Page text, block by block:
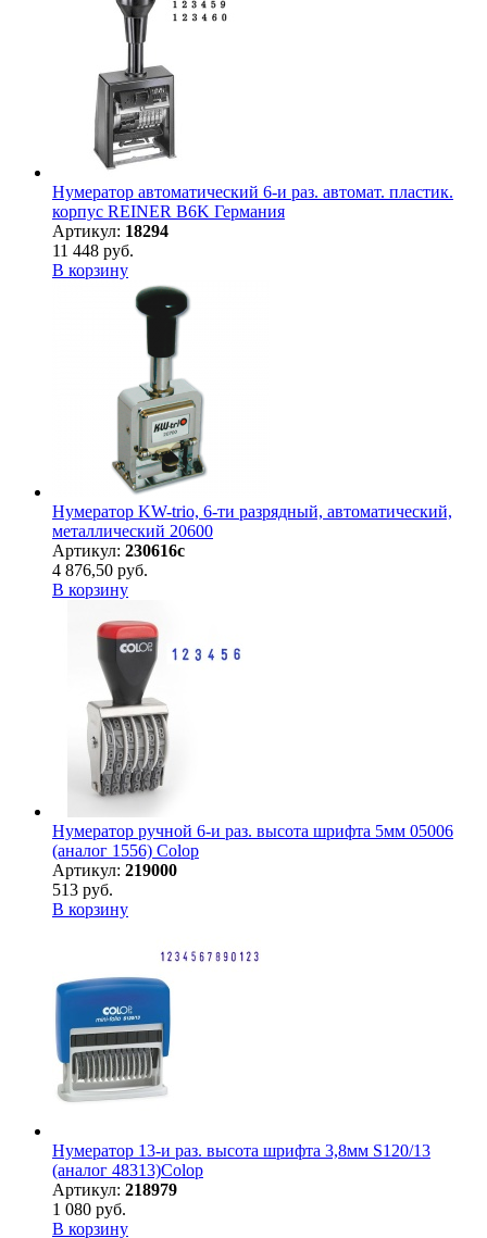
Нумератор автоматический 6-и раз. автомат. пластик.
корпус REINER B6K Германия
Артикул: 18294
11 448 руб.
В корзину
Нумератор KW-trio, 6-ти разрядный, автоматический,
металлический 20600
Артикул: 230616с
4 876,50 руб.
В корзину
Нумератор ручной 6-и раз. высота шрифта 5мм 05006
(аналог 1556) Colop
Артикул: 219000
513 руб.
В корзину
Нумератор 13-и раз. высота шрифта 3,8мм S120/13
(аналог 48313)Colop
Артикул: 218979
1 080 руб.
В корзину